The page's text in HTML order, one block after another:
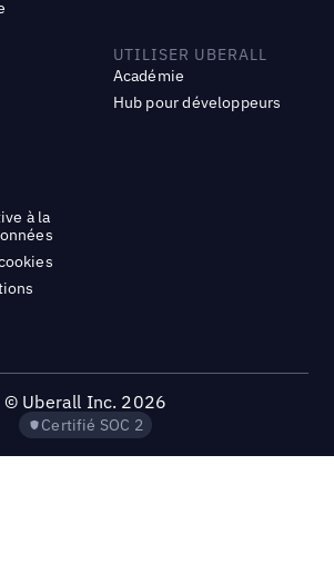
UTILISER UBERALL
Académie
Hub pour développeurs
à la
© Uberall Inc. 2026
Certifié SOC 2